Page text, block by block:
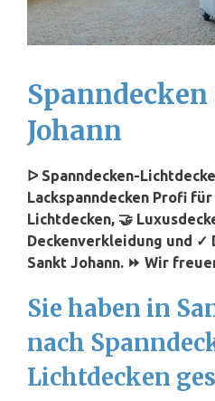
Johann
ᐅ Spanndecken-
Lackspanndecken Profi für
Lichtdecken, 🤝
Deckenverkleidung und ✓
Sankt Johann. ⏩ Wir
Sie haben in
nach
Lichtdecken